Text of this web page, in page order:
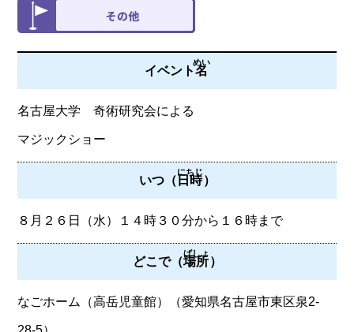
イベント名
めい
名古屋大学 奇術研究会による
マジックショー
いつ（日時
にちじ
）
８月２６日（水）１４時３０分から１６時まで
どこで（場所
ばしょ
）
なごホーム（高岳児童館）（愛知県名古屋市東区泉2-